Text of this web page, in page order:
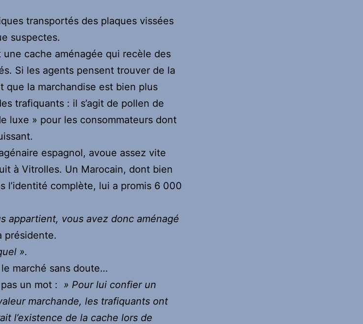
transportés des plaques vissées
suspectes.
cache aménagée qui recèle des
Si les agents pensent trouver de la
que la marchandise est bien plus
trafiquants : il s’agit de pollen de
luxe » pour les consommateurs dont
espagnol, avoue assez vite
à Vitrolles. Un Marocain, dont bien
l’identité complète, lui a promis 6 000
appartient, vous avez donc aménagé
présidente.
».
marché sans doute…
un mot :
» Pour lui confier un
marchande, les trafiquants ont
l’existence de la cache lors de